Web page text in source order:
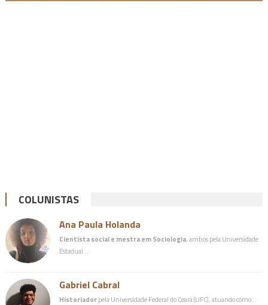
COLUNISTAS
Ana Paula Holanda
Cientista social e mestra em Sociologia, ambos pela Universidade
Estadual…
Gabriel Cabral
Historiadorpela Universidade Federal do Ceará (UFC), atuando como…